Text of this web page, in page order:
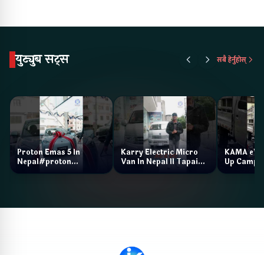
युट्युब सट्स सबै हेर्नुहोस्
Proton Emas 5 In
Nepal#proton
#protonemas5#protonnepal#evcarnepal
Karry Electric Micro
Van In Nepal II Tapaiko
KAMA eV
Up Camp